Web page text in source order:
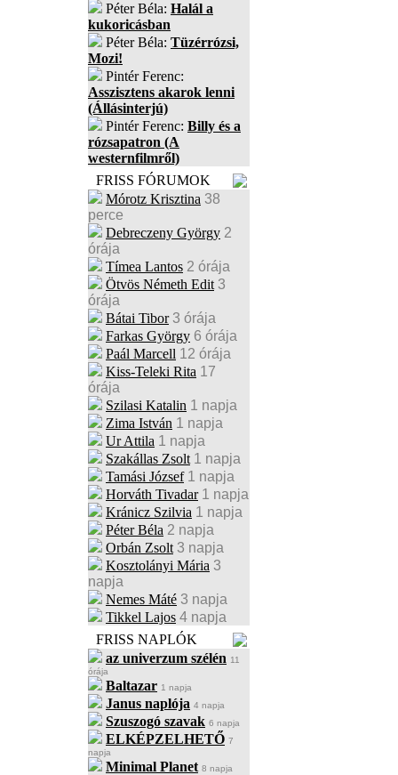
Péter Béla: Halál a
kukoricásban
Péter Béla: Tüzérrózsi,
Mozi!
Pintér Ferenc:
Asszisztens akarok lenni
(Állásinterjú)
Pintér Ferenc: Billy és a
rózsapatron (A
westernfilmről)
FRISS FÓRUMOK
Mórotz Krisztina 38
perce
Debreczeny György 2
órája
Tímea Lantos 2 órája
Ötvös Németh Edit 3
órája
Bátai Tibor 3 órája
Farkas György 6 órája
Paál Marcell 12 órája
Kiss-Teleki Rita 17
órája
Szilasi Katalin 1 napja
Zima István 1 napja
Ur Attila 1 napja
Szakállas Zsolt 1 napja
Tamási József 1 napja
Horváth Tivadar 1 napja
Kránicz Szilvia 1 napja
Péter Béla 2 napja
Orbán Zsolt 3 napja
Kosztolányi Mária 3
napja
Nemes Máté 3 napja
Tikkel Lajos 4 napja
FRISS NAPLÓK
az univerzum szélén 11
órája
Baltazar 1 napja
Janus naplója 4 napja
Szuszogó szavak 6 napja
ELKÉPZELHETŐ 7
napja
Minimal Planet 8 napja